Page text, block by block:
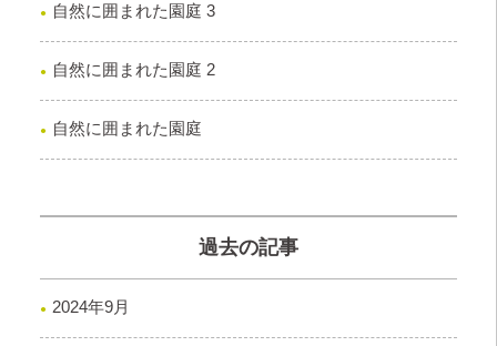
自然に囲まれた園庭 3
自然に囲まれた園庭 2
自然に囲まれた園庭
過去の記事
2024年9月